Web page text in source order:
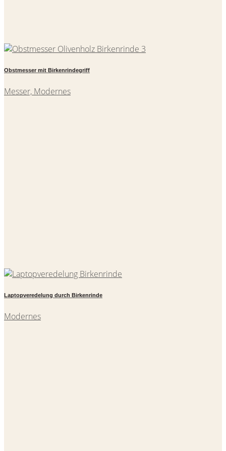
Obstmesser mit Birkenrindegriff
Messer, Modernes
Laptopveredelung durch Birkenrinde
Modernes